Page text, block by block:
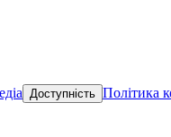
Доступність Політика